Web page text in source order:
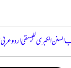
السنن الكبرى للبيهقي